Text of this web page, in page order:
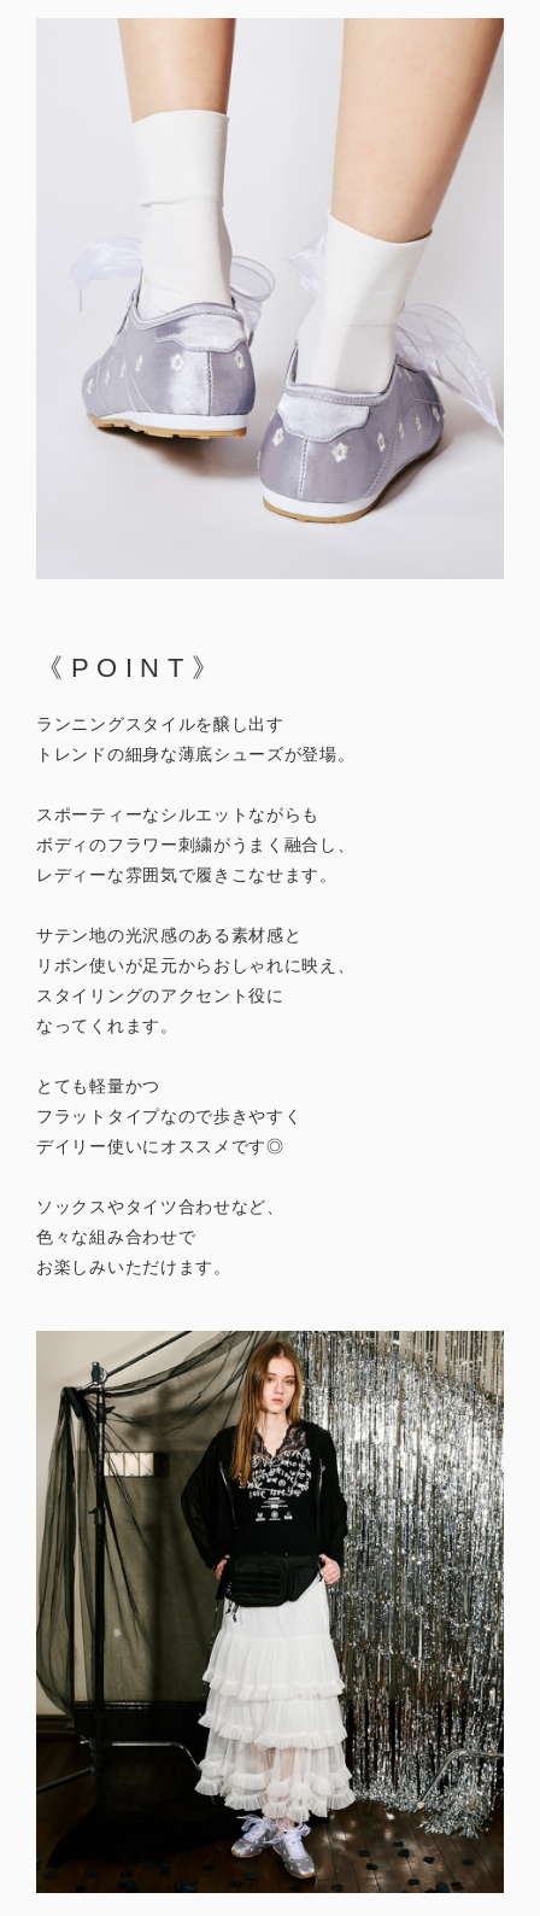
《POINT》
ランニングスタイルを醸し出す
トレンドの細身な薄底シューズが登場。
スポーティーなシルエットながらも
ボディのフラワー刺繍がうまく融合し、
レディーな雰囲気で履きこなせます。
サテン地の光沢感のある素材感と
リボン使いが足元からおしゃれに映え、
スタイリングのアクセント役に
なってくれます。
とても軽量かつ
フラットタイプなので歩きやすく
デイリー使いにオススメです◎
ソックスやタイツ合わせなど、
色々な組み合わせで
お楽しみいただけます。